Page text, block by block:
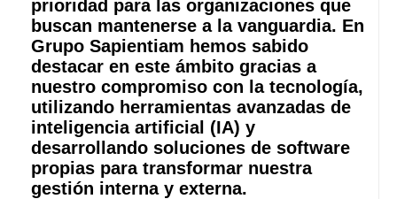
prioridad para las organizaciones que
buscan mantenerse a la vanguardia. En
Grupo Sapientiam hemos sabido
destacar en este ámbito gracias a
nuestro compromiso con la tecnología,
utilizando herramientas avanzadas de
inteligencia artificial (IA) y
desarrollando soluciones de software
propias para transformar nuestra
gestión interna y externa.